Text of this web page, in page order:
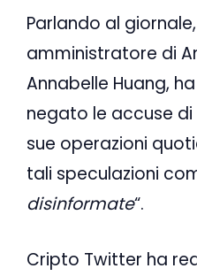
Parlando al
amministratore di
Annabelle Huang,
negato le accuse di
sue operazioni
tali speculazioni
disinformate“.
Cripto Twitter ha